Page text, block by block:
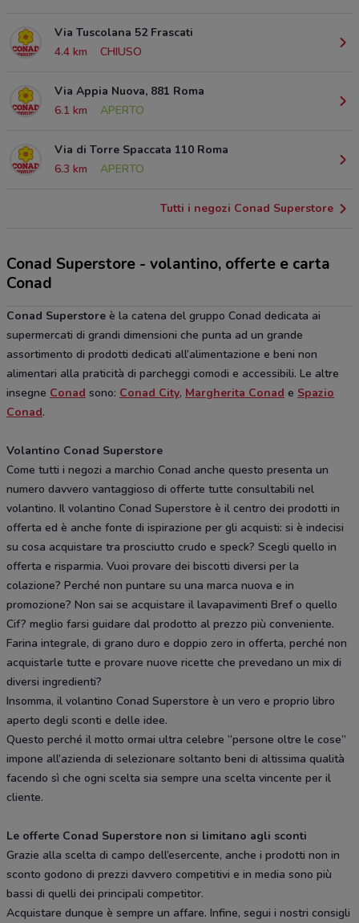
Via Tuscolana 52 Frascati
4.4 km
CHIUSO
Via Appia Nuova, 881 Roma
6.1 km
APERTO
Via di Torre Spaccata 110 Roma
6.3 km
APERTO
Tutti i negozi Conad Superstore
Conad Superstore - volantino, offerte e carta
Conad
Conad Superstore è la catena del gruppo Conad dedicata ai
supermercati di grandi dimensioni che punta ad un grande
assortimento di prodotti dedicati all’alimentazione e beni non
alimentari alla praticità di parcheggi comodi e accessibili. Le altre
insegne Conad sono: Conad City, Margherita Conad e Spazio
Conad.
Volantino Conad Superstore
Come tutti i negozi a marchio Conad anche questo presenta un
numero davvero vantaggioso di offerte tutte consultabili nel
volantino. Il volantino Conad Superstore è il centro dei prodotti in
offerta ed è anche fonte di ispirazione per gli acquisti: si è indecisi
su cosa acquistare tra prosciutto crudo e speck? Scegli quello in
offerta e risparmia. Vuoi provare dei biscotti diversi per la
colazione? Perché non puntare su una marca nuova e in
promozione? Non sai se acquistare il lavapavimenti Bref o quello
Cif? meglio farsi guidare dal prodotto al prezzo più conveniente.
Farina integrale, di grano duro e doppio zero in offerta, perché non
acquistarle tutte e provare nuove ricette che prevedano un mix di
diversi ingredienti?
Insomma, il volantino Conad Superstore è un vero e proprio libro
aperto degli sconti e delle idee.
Questo perché il motto ormai ultra celebre “persone oltre le cose”
impone all’azienda di selezionare soltanto beni di altissima qualità
facendo sì che ogni scelta sia sempre una scelta vincente per il
cliente.
Le offerte Conad Superstore non si limitano agli sconti
Grazie alla scelta di campo dell’esercente, anche i prodotti non in
sconto godono di prezzi davvero competitivi e in media sono più
bassi di quelli dei principali competitor.
Acquistare dunque è sempre un affare. Infine, segui i nostri consigli